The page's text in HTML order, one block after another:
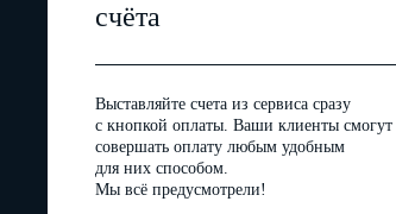
счёта
Выставляйте счета из сервиса сразу
с кнопкой оплаты. Ваши клиенты смогут
совершать оплату любым удобным
для них способом.
Мы всё предусмотрели!